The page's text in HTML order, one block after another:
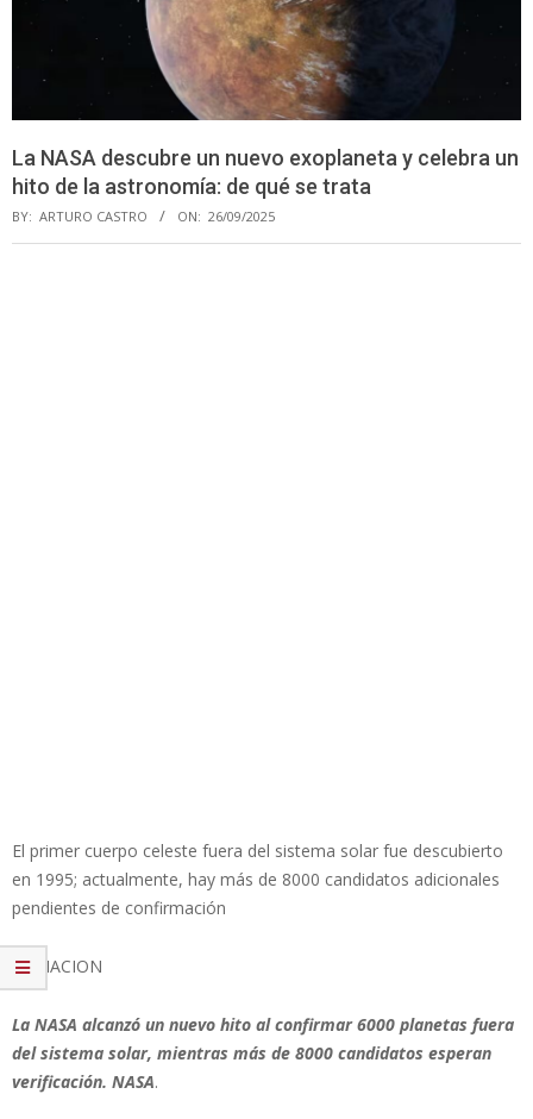
La NASA descubre un nuevo exoplaneta y celebra un
hito de la astronomía: de qué se trata
BY: ARTURO CASTRO ON: 26/09/2025
El primer cuerpo celeste fuera del sistema solar fue descubierto
en 1995; actualmente, hay más de 8000 candidatos adicionales
pendientes de confirmación
LA NACION
La NASA alcanzó un nuevo hito al confirmar 6000 planetas fuera
del sistema solar, mientras más de 8000 candidatos esperan
verificación. NASA.